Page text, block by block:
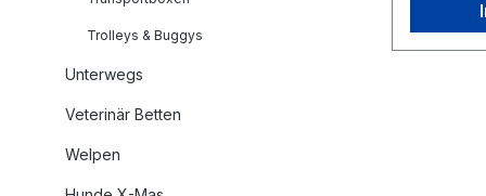
Trolleys & Buggys
Unterwegs
Veterinär Betten
Welpen
sondern